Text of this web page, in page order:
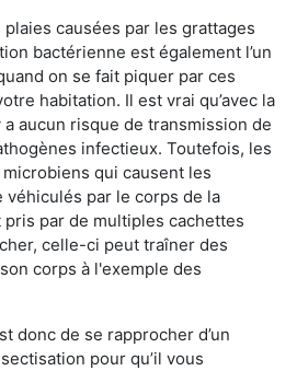
causées par les grattages
bactérienne est également l’un
on se fait piquer par ces
habitation. Il est vrai qu’avec la
aucun risque de transmission de
infectieux. Toutefois, les
qui causent les
par le corps de la
pris par de multiples cachettes
celle-ci peut traîner des
corps à l'exemple des
donc de se rapprocher d’un
pour qu’il vous